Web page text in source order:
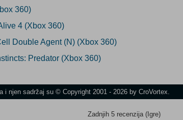
360)
4 (Xbox 360)
Double Agent (N) (Xbox 360)
Predator (Xbox 360)
i njen sadržaj su © Copyright 2001 - 2026 by CroVortex.
Zadnjih 5 recenzija (Igre)